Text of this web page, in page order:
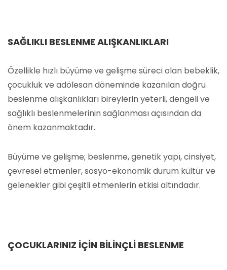
SAĞLIKLI BESLENME ALIŞKANLIKLARI
Özellikle hızlı büyüme ve gelişme süreci olan bebeklik,
çocukluk ve adölesan döneminde kazanılan doğru
beslenme alışkanlıkları bireylerin yeterli, dengeli ve
sağlıklı beslenmelerinin sağlanması açısından da
önem kazanmaktadır.
Büyüme ve gelişme; beslenme, genetik yapı, cinsiyet,
çevresel etmenler, sosyo-ekonomik durum kültür ve
gelenekler gibi çeşitli etmenlerin etkisi altındadır.
ÇOCUKLARINIZ İÇIN BILINÇLI BESLENME